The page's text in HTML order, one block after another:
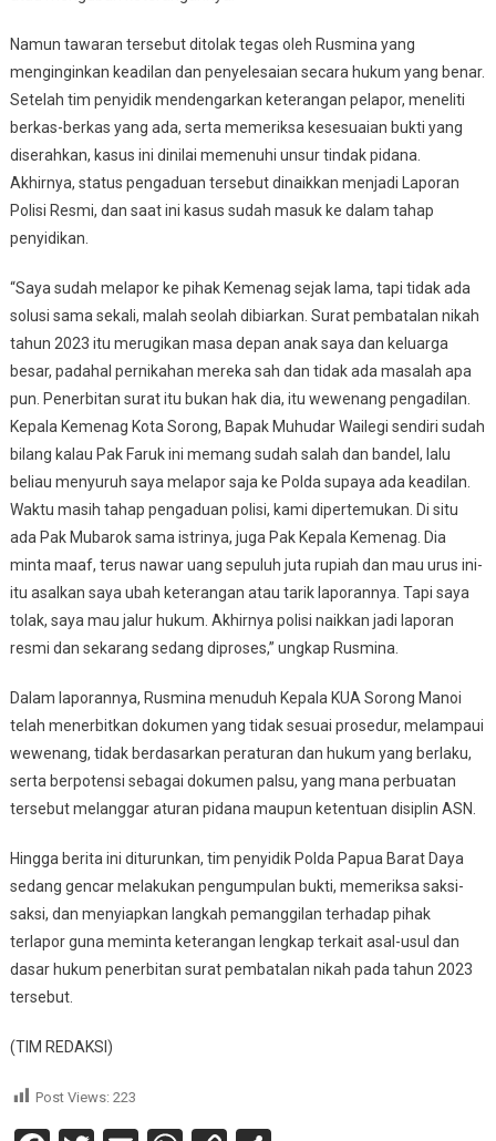
Namun tawaran tersebut ditolak tegas oleh Rusmina yang
menginginkan keadilan dan penyelesaian secara hukum yang benar.
Setelah tim penyidik mendengarkan keterangan pelapor, meneliti
berkas-berkas yang ada, serta memeriksa kesesuaian bukti yang
diserahkan, kasus ini dinilai memenuhi unsur tindak pidana.
Akhirnya, status pengaduan tersebut dinaikkan menjadi Laporan
Polisi Resmi, dan saat ini kasus sudah masuk ke dalam tahap
penyidikan.
“Saya sudah melapor ke pihak Kemenag sejak lama, tapi tidak ada
solusi sama sekali, malah seolah dibiarkan. Surat pembatalan nikah
tahun 2023 itu merugikan masa depan anak saya dan keluarga
besar, padahal pernikahan mereka sah dan tidak ada masalah apa
pun. Penerbitan surat itu bukan hak dia, itu wewenang pengadilan.
Kepala Kemenag Kota Sorong, Bapak Muhudar Wailegi sendiri sudah
bilang kalau Pak Faruk ini memang sudah salah dan bandel, lalu
beliau menyuruh saya melapor saja ke Polda supaya ada keadilan.
Waktu masih tahap pengaduan polisi, kami dipertemukan. Di situ
ada Pak Mubarok sama istrinya, juga Pak Kepala Kemenag. Dia
minta maaf, terus nawar uang sepuluh juta rupiah dan mau urus ini-
itu asalkan saya ubah keterangan atau tarik laporannya. Tapi saya
tolak, saya mau jalur hukum. Akhirnya polisi naikkan jadi laporan
resmi dan sekarang sedang diproses,” ungkap Rusmina.
Dalam laporannya, Rusmina menuduh Kepala KUA Sorong Manoi
telah menerbitkan dokumen yang tidak sesuai prosedur, melampaui
wewenang, tidak berdasarkan peraturan dan hukum yang berlaku,
serta berpotensi sebagai dokumen palsu, yang mana perbuatan
tersebut melanggar aturan pidana maupun ketentuan disiplin ASN.
Hingga berita ini diturunkan, tim penyidik Polda Papua Barat Daya
sedang gencar melakukan pengumpulan bukti, memeriksa saksi-
saksi, dan menyiapkan langkah pemanggilan terhadap pihak
terlapor guna meminta keterangan lengkap terkait asal-usul dan
dasar hukum penerbitan surat pembatalan nikah pada tahun 2023
tersebut.
(TIM REDAKSI)
Post Views: 223